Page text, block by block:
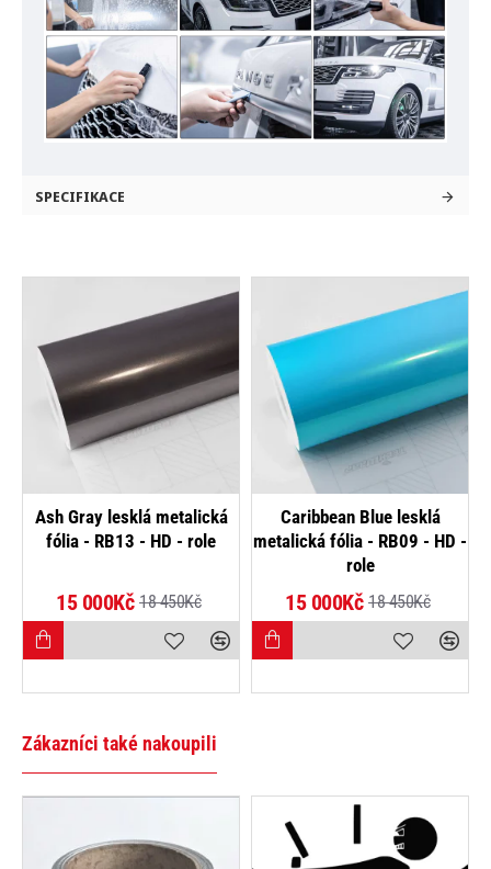
SPECIFIKACE
-50%
Černý maskáč - CarLike -
role
7 000Kč 13 950Kč
NOVINKA
-19%
Červená lesklá Aluminium
metalická fólie - R-HD - role
15 000Kč 18 450Kč
Zákazníci také nakoupili